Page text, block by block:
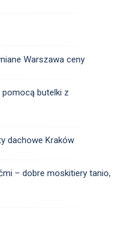
Warszawa ceny
butelki z
dachowe Kraków
– dobre moskitiery tanio,